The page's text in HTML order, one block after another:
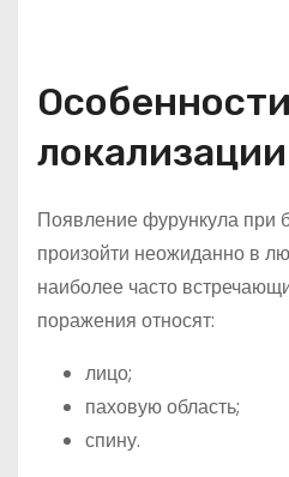
Особенности
локализации
Появление фурункула при
произойти неожиданно в
наиболее часто
поражения относят:
лицо;
паховую область;
спину.